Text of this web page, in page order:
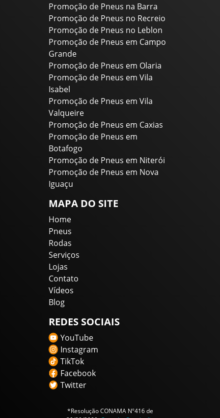
Promoção de Pneus na Barra
Promoção de Pneus no Recreio
Promoção de Pneus no Leblon
Promoção de Pneus em Campo
Grande
Promoção de Pneus em Olaria
Promoção de Pneus em Vila
Isabel
Promoção de Pneus em Vila
Valqueire
Promoção de Pneus em Caxias
Promoção de Pneus em
Botafogo
Promoção de Pneus em Niterói
Promoção de Pneus em Nova
Iguaçu
MAPA DO SITE
Home
Pneus
Rodas
Serviços
Lojas
Contato
Vídeos
Blog
REDES SOCIAIS
YouTube
Instagram
TikTok
Facebook
Twitter
*Resolução CONAMA Nº416 de